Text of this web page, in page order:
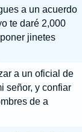
a un acuerdo
te daré 2,000
jinetes
a un oficial de
señor, y confiar
de a